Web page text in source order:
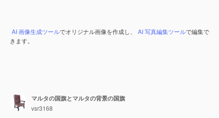
AI 画像生成ツールでオリジナル画像を作成し、 AI 写真編集ツールで編集で
きます。
マルタの国旗とマルタの背景の国旗
vsr3168